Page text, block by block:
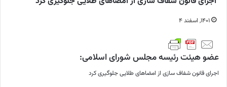
۱۴۰۱, اسفند ۴
عضو هیئت رئیسه مجلس شورای اسلامی:
اجرای قانون شفاف سازی از امضاهای طلایی جلوگیری کرد